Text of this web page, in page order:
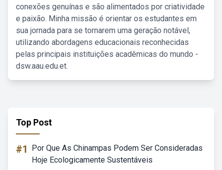
conexões genuínas e são alimentados por criatividade
e paixão. Minha missão é orientar os estudantes em
sua jornada para se tornarem uma geração notável,
utilizando abordagens educacionais reconhecidas
pelas principais instituições acadêmicas do mundo -
dsw.aau.edu.et.
Top Post
#1
Por Que As Chinampas Podem Ser Consideradas
Hoje Ecologicamente Sustentáveis